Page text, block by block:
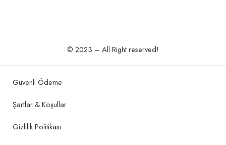
© 2023 – All Right reserved!
Güvenli Ödeme
Şartlar & Koşullar
Gizlilik Politikası